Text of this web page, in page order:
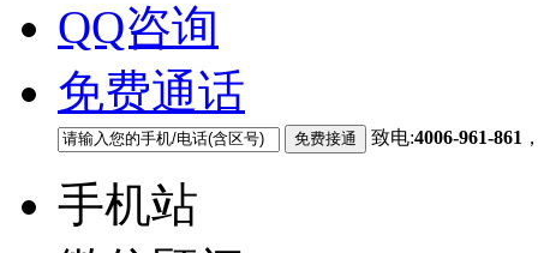
QQ咨询
免费通话
致电:4006-961-861
手机站